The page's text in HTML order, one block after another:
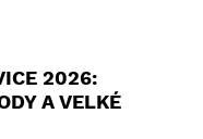
2026:
A VELKÉ